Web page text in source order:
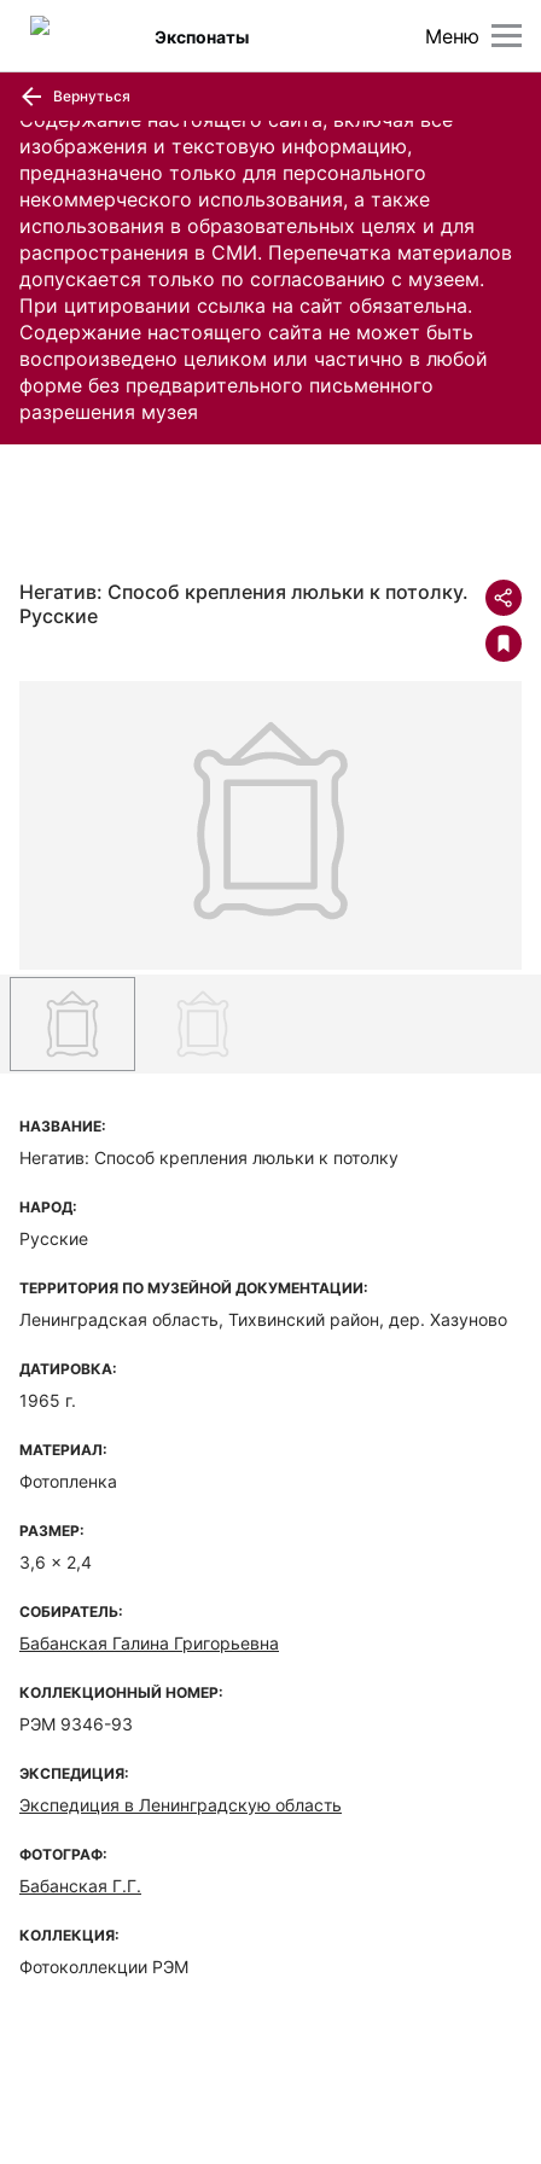
Содержание настоящего сайта, включая все
изображения и текстовую информацию,
предназначено только для персонального
некоммерческого использования, а также
использования в образовательных целях и для
распространения в СМИ. Перепечатка материалов
допускается только по согласованию с музеем.
При цитировании ссылка на сайт обязательна.
Содержание настоящего сайта не может быть
воспроизведено целиком или частично в любой
форме без предварительного письменного
разрешения музея
Меню
Экспонаты
Вернуться
Негатив: Способ крепления люльки к потолку.
Русские
НАЗВАНИЕ:
Негатив: Способ крепления люльки к потолку
НАРОД:
Русские
ТЕРРИТОРИЯ ПО МУЗЕЙНОЙ ДОКУМЕНТАЦИИ:
Ленинградская область, Тихвинский район, дер. Хазуново
ДАТИРОВКА:
1965 г.
МАТЕРИАЛ:
Фотопленка
РАЗМЕР:
3,6 x 2,4
СОБИРАТЕЛЬ:
Бабанская Галина Григорьевна
КОЛЛЕКЦИОННЫЙ НОМЕР:
РЭМ 9346-93
ЭКСПЕДИЦИЯ:
Экспедиция в Ленинградскую область
ФОТОГРАФ:
Бабанская Г.Г.
КОЛЛЕКЦИЯ:
Фотоколлекции РЭМ